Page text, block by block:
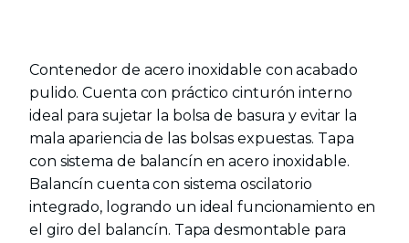
Contenedor de acero inoxidable con acabado
pulido. Cuenta con práctico cinturón interno
ideal para sujetar la bolsa de basura y evitar la
mala apariencia de las bolsas expuestas. Tapa
con sistema de balancín en acero inoxidable.
Balancín cuenta con sistema oscilatorio
integrado, logrando un ideal funcionamiento en
el giro del balancín. Tapa desmontable para